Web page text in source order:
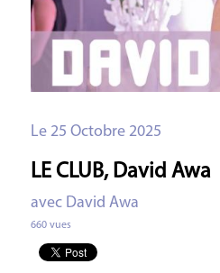
Le 25 Octobre 2025
LE CLUB, David Awa
avec David Awa
660 vues